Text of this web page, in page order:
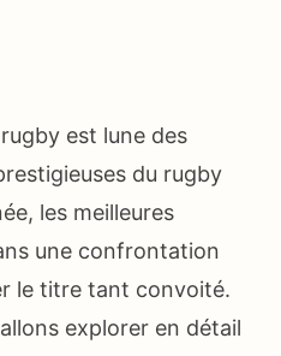
est lune des
du rugby
les meilleures
une confrontation
le titre tant convoité.
explorer en détail